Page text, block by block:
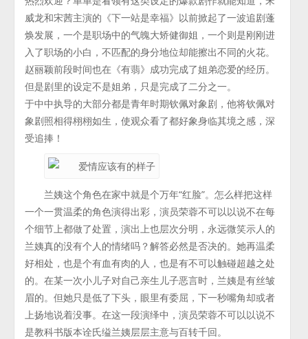
威龙和宋茜主演的《下一站是幸福》以前掀起了一波追剧蓬
焕发展，一个是职场中的气魄大矫健御姐，一个则是刚刚进
入了职场的小白，不匹配的身分地位却能擦出不同的火花。
赵丽颖前段时间也在《有翡》成功完成了姐弟恋爱的经历。
但是剧里的设定不是姐弟，只是完成了二分之一。
于中中执导的大部分都是青年时期钦佩对象剧，他将钦佩对
象剧照相得栩栩如生，使观众看了都好象身临其境之感，深
受追捧！
兰姨这个角色在家中就是个万年“红脸”。怎么样把这样
一个一贯温柔的角色演得出彩，演员荣蓉不可以以说不在每
个细节上都做了处置，演出上也层次分明，永远微笑示人的
兰姨真的没有个人的情绪吗？解答必然是否决的。她再温柔
好相处，也是个有血有肉的人，也是有不可以触碰超越之处
的。在某一次小儿子对自己亲生儿子恶言时，兰姨是有丝皱
眉的。但她只是低了下头，眼里有委屈，下一秒嘴角却或者
上扬地说着没事。在这一段演绎中，演员荣蓉不可以以说不
是教科书版本诠氏缢兰姨层层主意与百转千回。